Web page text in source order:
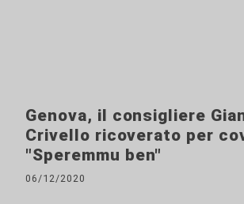
Genova, il consigliere
Crivello ricoverato per
"Speremmu ben"
06/12/2020